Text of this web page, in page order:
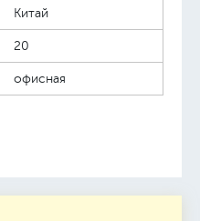
Китай
20
офисная